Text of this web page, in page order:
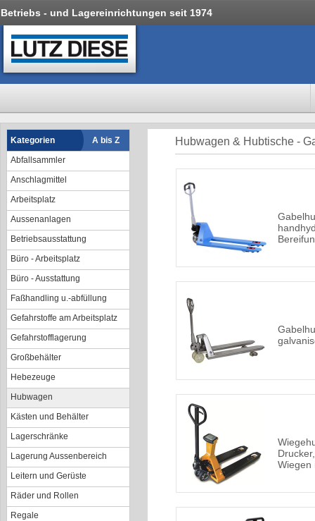
Betriebs - und Lagereinrichtungen seit 1974
Kategorien
A bis Z
Abfallsammler
Anschlagmittel
Arbeitsplatz
Aussenanlagen
Betriebsausstattung
Büro - Arbeitsplatz
Büro - Ausstattung
Faßhandling u.-abfüllung
Gefahrstoffe am Arbeitsplatz
Gefahrstofflagerung
Großbehälter
Hebezeuge
Hubwagen
Kästen und Behälter
Lagerschränke
Lagerung Aussenbereich
Leitern und Gerüste
Räder und Rollen
Regale
Hubwagen & Hubtische -
Wiegen